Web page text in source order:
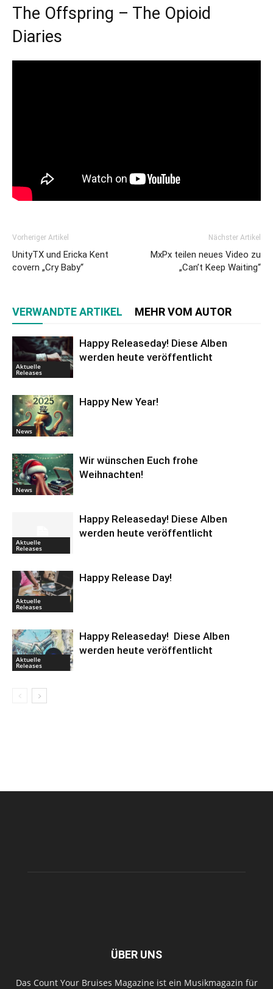
The Offspring – The Opioid
Diaries
Vorheriger Artikel
UnityTX und Ericka Kent
covern „Cry Baby“
Nächster Artikel
MxPx teilen neues Video zu
„Can’t Keep Waiting“
VERWANDTE ARTIKEL MEHR VOM AUTOR
Aktuelle
Releases
Happy Releaseday! Diese Alben
werden heute veröffentlicht
News
Happy New Year!
News
Wir wünschen Euch frohe
Weihnachten!
Aktuelle
Releases
Happy Releaseday! Diese Alben
werden heute veröffentlicht
Aktuelle
Releases
Happy Release Day!
Aktuelle
Releases
Happy Releaseday! Diese Alben
werden heute veröffentlicht
ÜBER UNS
Das Count Your Bruises Magazine ist ein Musikmagazin für